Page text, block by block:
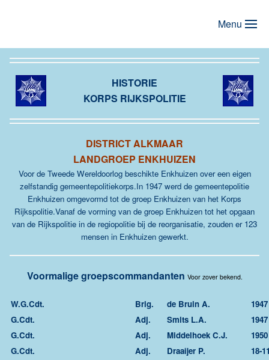
Menu
HISTORIE
KORPS RIJKSPOLITIE
DISTRICT ALKMAAR
LANDGROEP ENKHUIZEN
Voor de Tweede Wereldoorlog beschikte Enkhuizen over een eigen
zelfstandig gemeentepolitiekorps.In 1947 werd de gemeentepolitie
Enkhuizen omgevormd tot de groep Enkhuizen van het Korps
Rijkspolitie.Vanaf de vorming van de groep Enkhuizen tot het opgaan
van de Rijkspolitie in de regiopolitie bij de reorganisatie, zouden er 123
mensen in Enkhuizen gewerkt.
Voormalige groepscommandanten Voor zover bekend.
W.G.Cdt. Brig. de Bruin A.
G.Cdt.
Adj. Smits L.A.
G.Cdt.
Adj. Middelhoek C.J.
G.Cdt.
Adj. Draaijer P.
18-